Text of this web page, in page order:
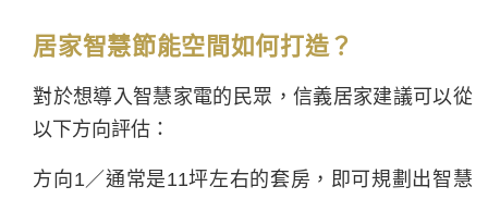
居家智慧節能空間如何打造？
對於想導入智慧家電的民眾，信義居家建議可以從
以下方向評估：
方向1／通常是11坪左右的套房，即可規劃出智慧